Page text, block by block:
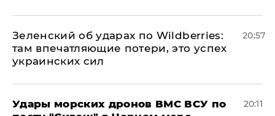
Зеленский об ударах по Wildberries:
там впечатляющие потери, это успех
украинских сил
20:57
Удары морских дронов ВМС ВСУ по
20:11